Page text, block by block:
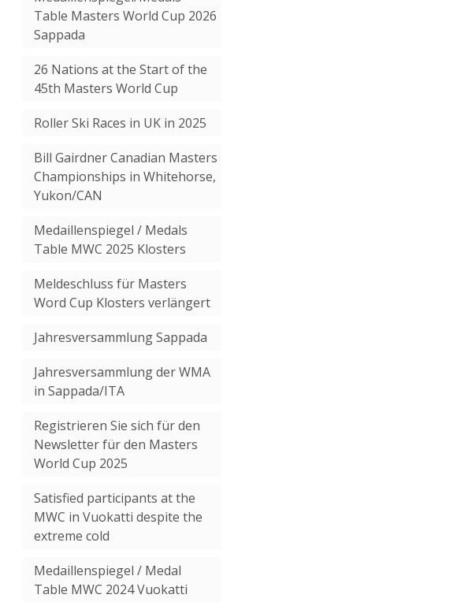
Table Masters World Cup 2026
Sappada
26 Nations at the Start of the
45th Masters World Cup
Roller Ski Races in UK in 2025
Bill Gairdner Canadian Masters
Championships in Whitehorse,
Yukon/CAN
Medaillenspiegel / Medals
Table MWC 2025 Klosters
Meldeschluss für Masters
Word Cup Klosters verlängert
Jahresversammlung Sappada
Jahresversammlung der WMA
in Sappada/ITA
Registrieren Sie sich für den
Newsletter für den Masters
World Cup 2025
Satisfied participants at the
MWC in Vuokatti despite the
extreme cold
Medaillenspiegel / Medal
Table MWC 2024 Vuokatti